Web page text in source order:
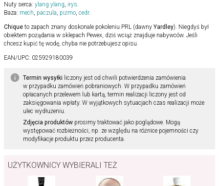
Nuty serca: ylang ylang irys
Baza: mech paczula piżmo cedr.
Chique to zapach znany doskonale pokoleniu PRL (dawny Yardley). Niegdyś był
obiektem pożądania w sklepach Pewex, dziś wciąż znajduje nabywców. Jeśli
chcesz kupić tę wodę, chyba nie potrzebujesz opisu.
EAN/UPC: 025929180039
Termin wysyłki liczony jest od chwili potwierdzenia zamówienia
w przypadku zamówień pobraniowych. W przypadku zamówień
opłacanych przelewem lub kartą, termin realizacji liczony jest od
zaksięgowania wpłaty. W wyjątkowych sytuacjach czas realizacji może
ulec wydłużeniu.
Zdjęcia produktówprosimy traktować jako poglądowe. Mogą
występować rozbieżności, np. ze względu na różnice pojemności czy
modyfikacje produktu przez producenta.
UŻYTKOWNICY WYBIERALI TEŻ